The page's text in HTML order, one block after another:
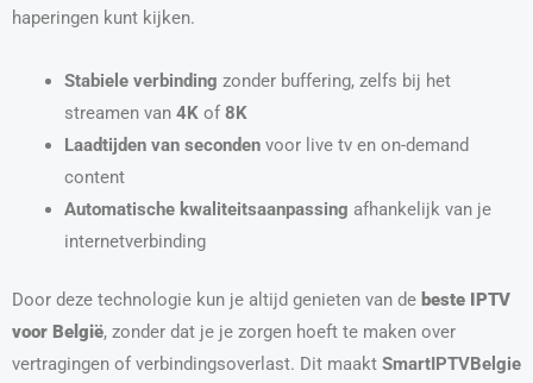
haperingen kunt kijken.
Stabiele verbinding zonder buffering, zelfs bij het
streamen van 4Kof 8K
Laadtijden van secondenvoor live tv en on-demand
content
Automatische kwaliteitsaanpassing afhankelijk van je
internetverbinding
Door deze technologie kun je altijd genieten van de beste IPTV
voor België, zonder dat je je zorgen hoeft te maken over
vertragingen of verbindingsoverlast. Dit maakt SmartIPTVBelgie